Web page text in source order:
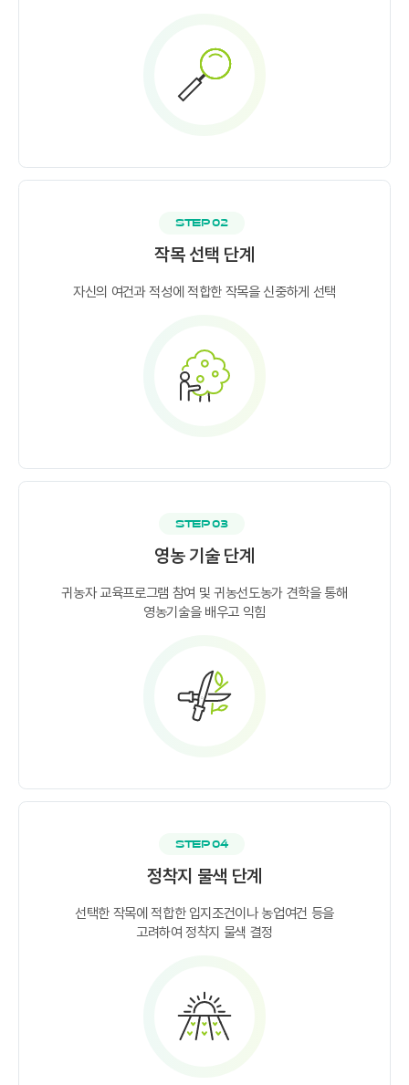
STEP 02
작목 선택 단계
자신의 여건과 적성에 적합한 작목을 신중하게 선택
STEP 03
영농 기술 단계
귀농자 교육프로그램 참여 및 귀농선도농가 견학을 통해
영농기술을 배우고 익힘
STEP 04
정착지 물색 단계
선택한 작목에 적합한 입지조건이나 농업여건 등을
고려하여 정착지 물색 결정